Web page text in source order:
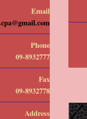
Email
Phone
09-8932777
Fax
09-8932778
Address